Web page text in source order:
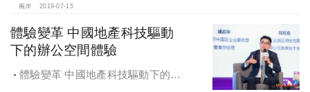
兩岸 2019-07-15
體驗變革 中國地產科技驅動
下的辦公空間體驗
體驗變革 中國地產科技驅動下的辦